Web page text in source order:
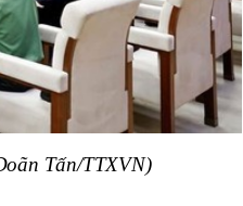
Tấn/TTXVN)